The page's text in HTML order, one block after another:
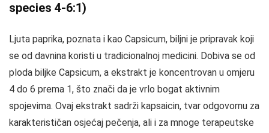
species 4-6:1)
Ljuta paprika, poznata i kao Capsicum, biljni je pripravak koji
se od davnina koristi u tradicionalnoj medicini. Dobiva se od
ploda biljke Capsicum, a ekstrakt je koncentrovan u omjeru
4 do 6 prema 1, što znači da je vrlo bogat aktivnim
spojevima. Ovaj ekstrakt sadrži kapsaicin, tvar odgovornu za
karakterističan osjećaj pečenja, ali i za mnoge terapeutske